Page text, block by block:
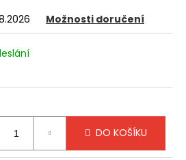
Možnosti doručení
DO KOŠÍKU
HLEDAT